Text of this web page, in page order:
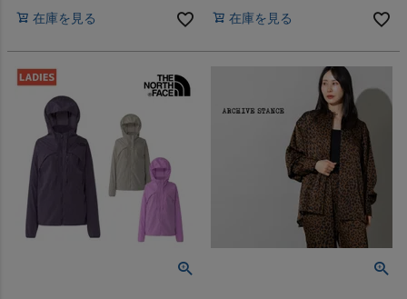
在庫を見る 在庫を見る